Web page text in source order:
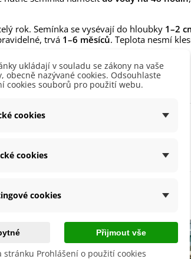
-
rok. Semínka se vysévají do hloubky 1–2
trvá 1–6 měsíců. Teplota nesmí
pěstovat pouze
jako pokojovou .
bez přímého úpalu.
ukládají v souladu se zákony na vaše
obecně nazývané cookies. Odsouhlaste
cookies souborů pro použití webu.
cookies
cookies
cookies
Přijmout vše
stránku Prohlášení o použití cookies